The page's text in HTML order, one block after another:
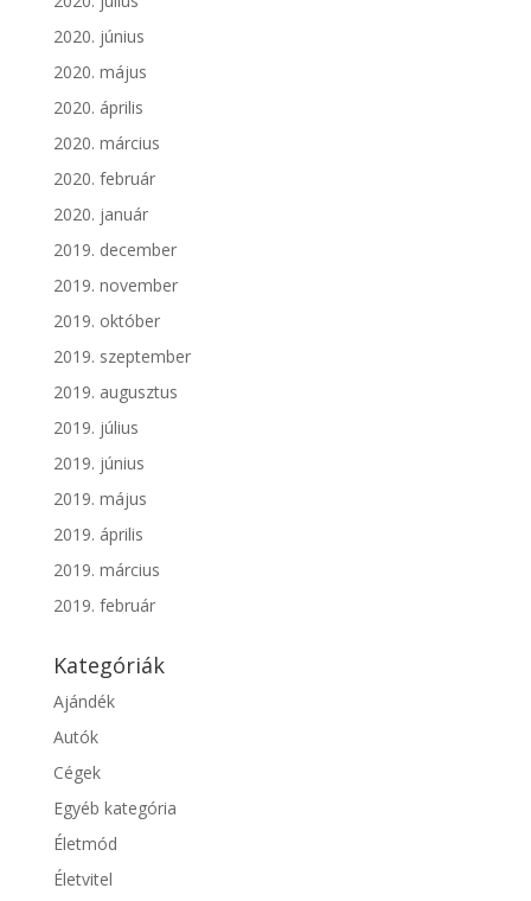
2020. június
2020. május
2020. április
2020. március
2020. február
2020. január
2019. december
2019. november
2019. október
2019. szeptember
2019. augusztus
2019. július
2019. június
2019. május
2019. április
2019. március
2019. február
Kategóriák
Ajándék
Autók
Cégek
Egyéb kategória
Életmód
Életvitel